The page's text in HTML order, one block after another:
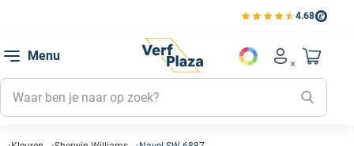
4.68
Bekijk de verfplaza
Menu
Account
Mijn
Mijn
Mijn
Naar